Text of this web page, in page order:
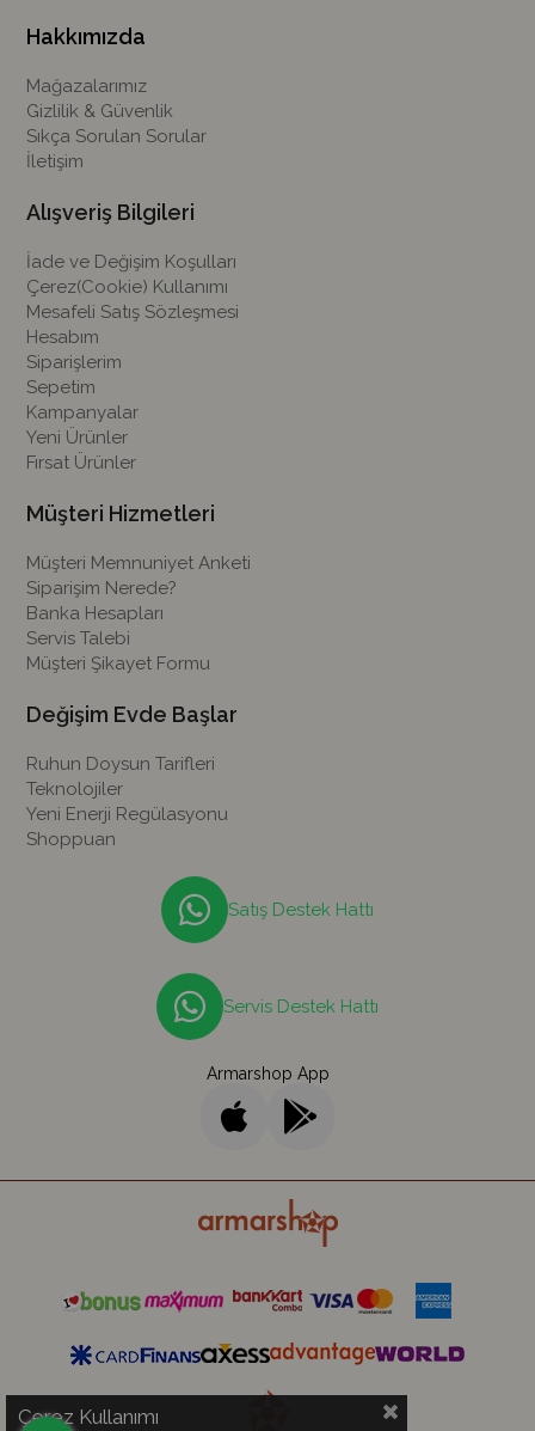
Hakkımızda
Mağazalarımız
Gizlilik & Güvenlik
Sıkça Sorulan Sorular
İletişim
Alışveriş Bilgileri
İade ve Değişim Koşulları
Çerez(Cookie) Kullanımı
Mesafeli Satış Sözleşmesi
Hesabım
Siparişlerim
Sepetim
Kampanyalar
Yeni Ürünler
Fırsat Ürünler
Müşteri Hizmetleri
Müşteri Memnuniyet Anketi
Siparişim Nerede?
Banka Hesapları
Servis Talebi
Müşteri Şikayet Formu
Değişim Evde Başlar
Ruhun Doysun Tarifleri
Teknolojiler
Yeni Enerji Regülasyonu
Shoppuan
Satış Destek Hattı
Servis Destek Hattı
Armarshop App
Çerez Kullanımı